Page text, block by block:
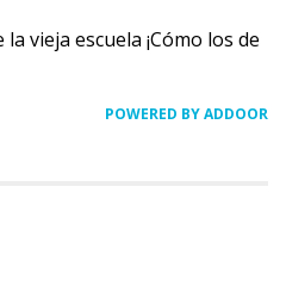
vieja escuela ¡Cómo los de
POWERED BY ADDOOR